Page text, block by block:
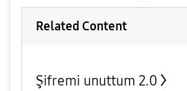
Related Content
Şifremi unuttum 2.0